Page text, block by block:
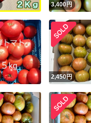
3,400円
2,450円